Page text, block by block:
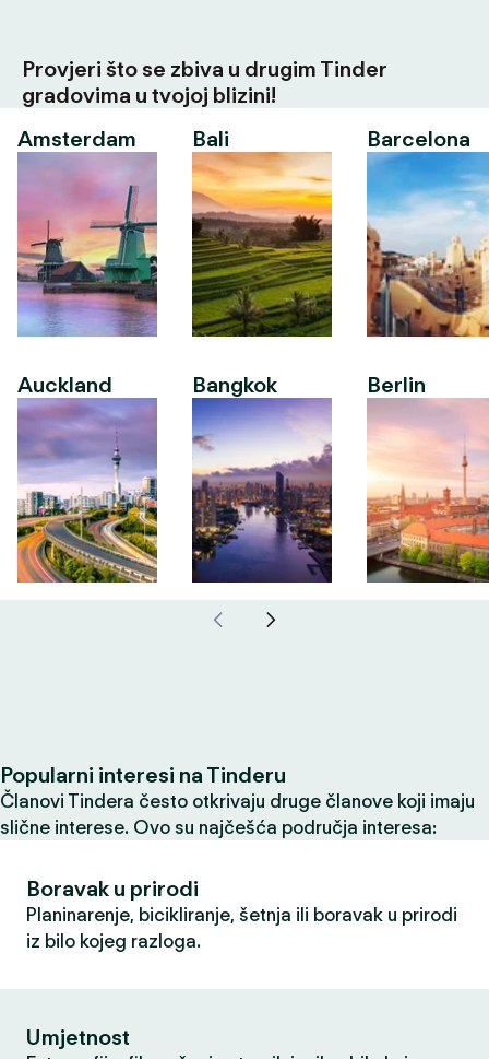
Provjeri što se zbiva u drugim Tinder
gradovima u tvojoj blizini!
Amsterdam
Auckland
Bali
Bangkok
Barcelona
Berlin
Popularni interesi na Tinderu
Članovi Tindera često otkrivaju druge članove koji imaju
slične interese. Ovo su najčešća područja interesa:
Boravak u prirodi
Planinarenje, bicikliranje, šetnja ili boravak u prirodi
iz bilo kojeg razloga.
Umjetnost